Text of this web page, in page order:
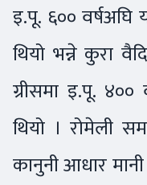
इ.पू. ६०० वर्षअघि
थियो भन्ने कुरा
ग्रीसमा इ.पू. ४००
थियो । रोमेली
कानुनी आधार